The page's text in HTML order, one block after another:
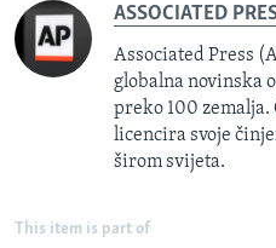
ASSOCIATED
Associated Press
globalna novinska
preko 100 zemalja.
licencira svoje
širom svijeta.
This item is part of